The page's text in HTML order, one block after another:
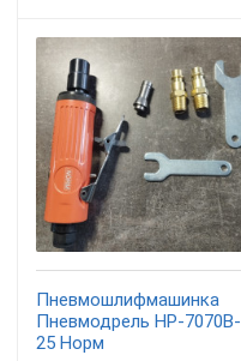
Пневмошлифмашинка
Пневмодрель HP-7070B-
25 Норм